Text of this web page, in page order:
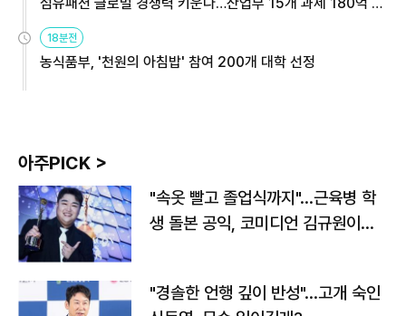
18분전
농식품부, '천원의 아침밥' 참여 200개 대학 선정
아주PICK >
"속옷 빨고 졸업식까지"…근육병 학
생 돌본 공익, 코미디언 김규원이었
"경솔한 언행 깊이 반성"…고개 숙인